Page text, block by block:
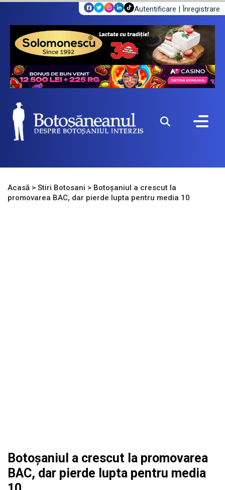
Autentificare | Înregistrare
Acasă > Stiri Botosani > Botoșaniul a crescut la
promovarea BAC, dar pierde lupta pentru media 10
Botoșaniul a crescut la promovarea
BAC, dar pierde lupta pentru media